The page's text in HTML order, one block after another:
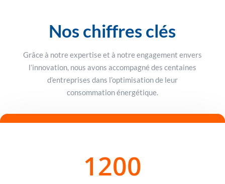
Nos chiffres clés
Grâce à notre expertise et à notre engagement envers
l’innovation, nous avons accompagné des centaines
d’entreprises dans l’optimisation de leur
consommation énergétique.
1200